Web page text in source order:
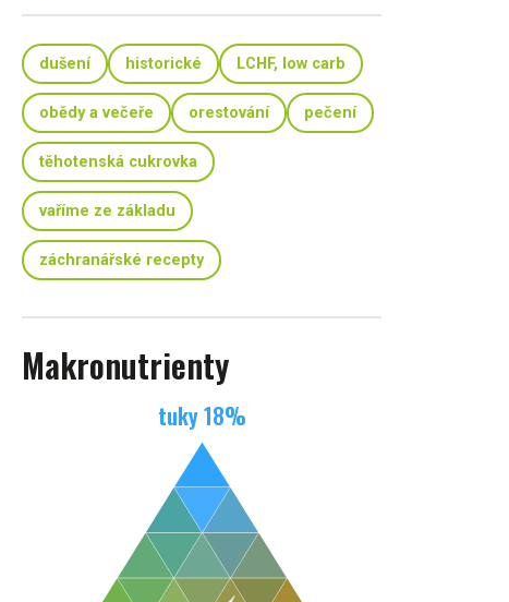
dušení historické LCHF, low carb
obědy a večeře orestování pečení
těhotenská cukrovka
vaříme ze základu
záchranářské recepty
Makronutrienty
tuky18%